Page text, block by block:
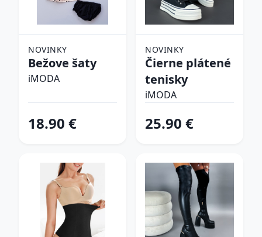
NOVINKY
Bežove šaty
iMODA
18.90 €
NOVINKY
Čierne plátené
tenisky
iMODA
25.90 €